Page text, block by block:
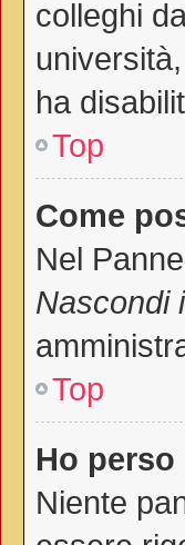
colleghi
ha
Top
Come
Nel
Nascondi
Top
Ho
Niente